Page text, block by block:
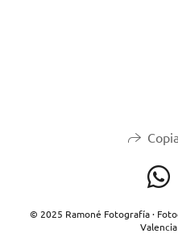
© 2025 Ramoné Fotografía ·